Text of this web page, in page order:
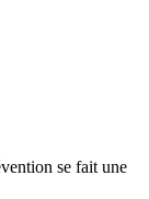
se fait une